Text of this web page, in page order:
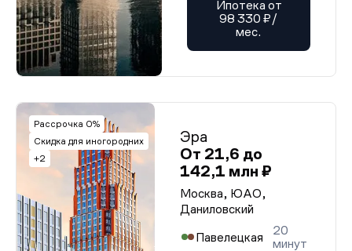
Ипотека от
98 330 ₽/
мес.
Рассрочка 0%
Скидка для иногородних
+2
Эра
От 21,6 до
142,1 млн ₽
Москва, ЮАО,
Даниловский
Павелецкая
20
минут